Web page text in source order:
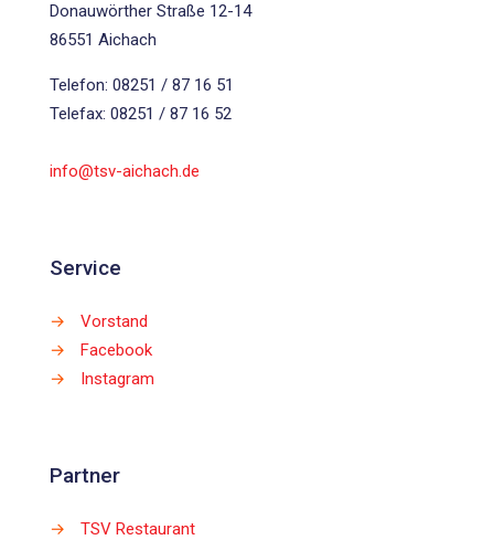
Donauwörther Straße 12-14
86551 Aichach
Telefon: 08251 / 87 16 51
Telefax: 08251 / 87 16 52
info@tsv-aichach.de
Service
→
Vorstand
→
Facebook
→
Instagram
Partner
→ TSV Restaurant